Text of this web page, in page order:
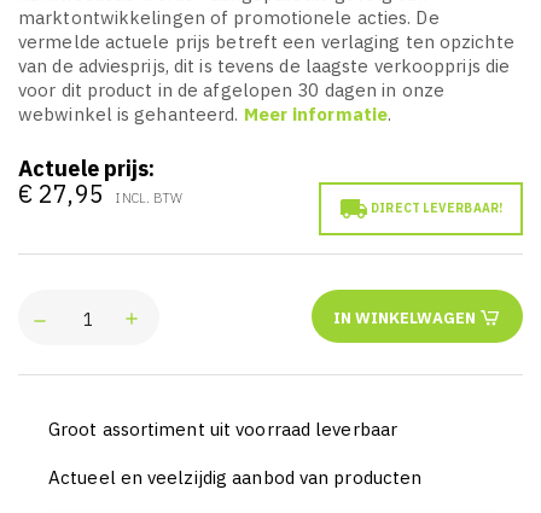
marktontwikkelingen of promotionele acties. De
vermelde actuele prijs betreft een verlaging ten opzichte
van de adviesprijs, dit is tevens de laagste verkoopprijs die
voor dit product in de afgelopen 30 dagen in onze
webwinkel is gehanteerd. Meer informatie.
Actuele prijs:
€ 27,95 INCL. BTW  DIRECT LEVERBAAR!
IN WINKELWAGEN
Groot assortiment uit voorraad leverbaar
Actueel en veelzijdig aanbod van producten